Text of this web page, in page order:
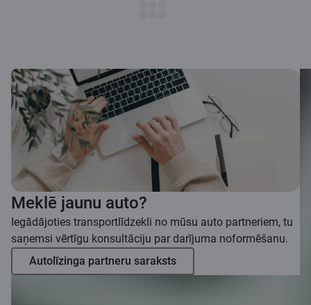
Meklē jaunu auto?
Iegādājoties transportlīdzekli no mūsu auto partneriem, tu
saņemsi vērtīgu konsultāciju par darījuma noformēšanu.
Autolīzinga partneru saraksts